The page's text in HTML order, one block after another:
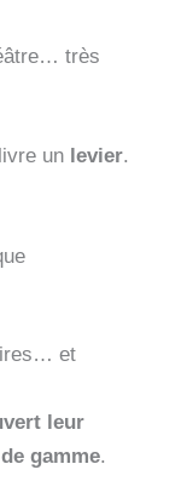
très
un levier.
et
leur
gamme.